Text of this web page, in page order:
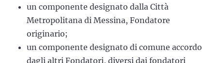
un componente designato dalla Città
Metropolitana di Messina, Fondatore
originario;
un componente designato di comune accordo
dagli altri Fondatori, diversi dai fondatori